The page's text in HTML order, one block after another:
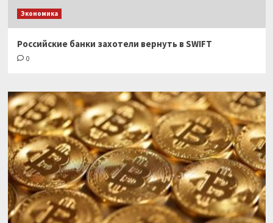
Экономика
Российские банки захотели вернуть в SWIFT
0